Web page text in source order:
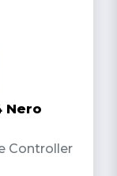
Nero
Controller